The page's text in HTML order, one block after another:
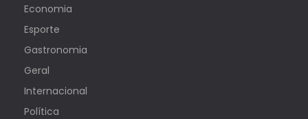
Economia
Esporte
Gastronomia
Geral
Internacional
Política